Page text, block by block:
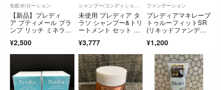
化粧水/ローション
【新品】プレディ
ア プティメール プラ
ンプ リッチ ミネラル
¥2,500
シャンプー/コンディショナーセット
未使用 プレディア タ
ラソ シャンプー&トリ
ートメント セット ヘ
¥3,777
ファンデーション
プレディアマキレーブ
トゥルーフィットSR
(リキッドファンデー
¥1,200